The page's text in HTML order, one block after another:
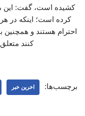
کشیده است، گفت: این
کرده است؛ اینکه در
احترام هستند و همچنین
کنند متعلق
برچسب‌ها: اخرین خبر